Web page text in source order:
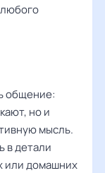
общение:
но и
мысль.
в детали
или домашних